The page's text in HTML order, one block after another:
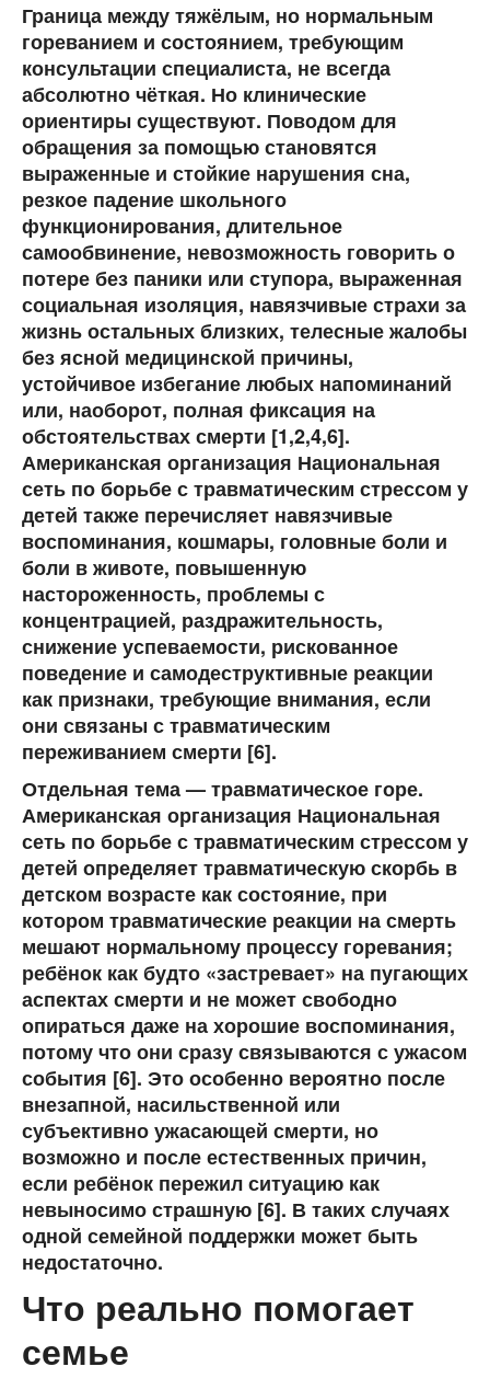
Граница между тяжёлым, но нормальным
гореванием и состоянием, требующим
консультации специалиста, не всегда
абсолютно чёткая. Но клинические
ориентиры существуют. Поводом для
обращения за помощью становятся
выраженные и стойкие нарушения сна,
резкое падение школьного
функционирования, длительное
самообвинение, невозможность говорить о
потере без паники или ступора, выраженная
социальная изоляция, навязчивые страхи за
жизнь остальных близких, телесные жалобы
без ясной медицинской причины,
устойчивое избегание любых напоминаний
или, наоборот, полная фиксация на
обстоятельствах смерти [1,2,4,6].
Американская организация Национальная
сеть по борьбе с травматическим стрессом у
детей также перечисляет навязчивые
воспоминания, кошмары, головные боли и
боли в животе, повышенную
настороженность, проблемы с
концентрацией, раздражительность,
снижение успеваемости, рискованное
поведение и самодеструктивные реакции
как признаки, требующие внимания, если
они связаны с травматическим
переживанием смерти [6].
Отдельная тема — травматическое горе.
Американская организация Национальная
сеть по борьбе с травматическим стрессом у
детей определяет травматическую скорбь в
детском возрасте как состояние, при
котором травматические реакции на смерть
мешают нормальному процессу горевания;
ребёнок как будто «застревает» на пугающих
аспектах смерти и не может свободно
опираться даже на хорошие воспоминания,
потому что они сразу связываются с ужасом
события [6]. Это особенно вероятно после
внезапной, насильственной или
субъективно ужасающей смерти, но
возможно и после естественных причин,
если ребёнок пережил ситуацию как
невыносимо страшную [6]. В таких случаях
одной семейной поддержки может быть
недостаточно.
Что реально помогает
семье